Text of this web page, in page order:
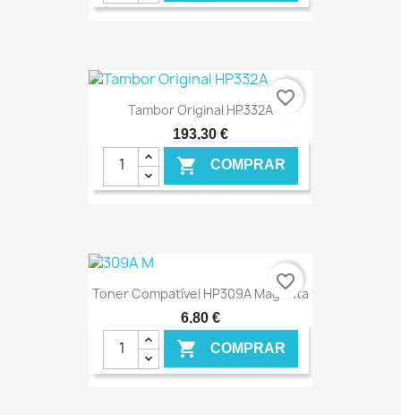
€ ONLINE
Tambor Original HP332A
193,30 €
 COMPRAR
€ ONLINE
favorite_border
Toner Compatível HP309A Magenta
6,80 €
 COMPRAR
favorite_border